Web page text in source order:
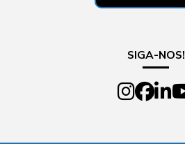
SIGA-NOS!